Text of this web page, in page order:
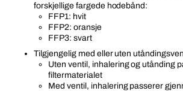
forskjellige fargede hodebånd:
FFP1: hvit
FFP2: oransje
FFP3: svart
Tilgjengelig med eller uten
Uten ventil, inhalering og utånding
filtermaterialet
Med ventil, inhalering passerer